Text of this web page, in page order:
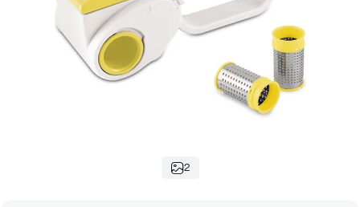
2